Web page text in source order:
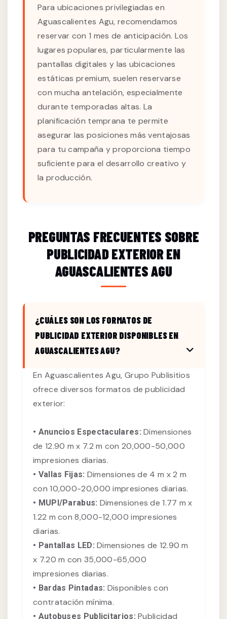
Para ubicaciones privilegiadas en
Aguascalientes Agu, recomendamos
reservar con 1 mes de anticipación. Los
lugares populares, particularmente las
pantallas digitales y las ubicaciones
estáticas premium, suelen reservarse
con mucha antelación, especialmente
durante temporadas altas. La
planificación temprana te permite
asegurar las posiciones más ventajosas
para tu campaña y proporciona tiempo
suficiente para el desarrollo creativo y
la producción.
PREGUNTAS FRECUENTES SOBRE
PUBLICIDAD EXTERIOR EN
AGUASCALIENTES AGU
¿CUÁLES SON LOS FORMATOS DE
PUBLICIDAD EXTERIOR DISPONIBLES EN
AGUASCALIENTES AGU?
En Aguascalientes Agu, Grupo Publisitios
ofrece diversos formatos de publicidad
exterior:
• Anuncios Espectaculares: Dimensiones
de 12.90 m x 7.2 m con 20,000-50,000
impresiones diarias.
• Vallas Fijas: Dimensiones de 4 m x 2 m
con 10,000-20,000 impresiones diarias.
• MUPI/Parabus: Dimensiones de 1.77 m x
1.22 m con 8,000-12,000 impresiones
diarias.
• Pantallas LED: Dimensiones de 12.90 m
x 7.20 m con 35,000-65,000
impresiones diarias.
• Bardas Pintadas: Disponibles con
contratación mínima.
• Autobuses Publicitarios: Publicidad